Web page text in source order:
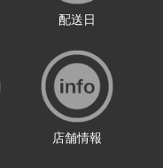
配送日
店舗情報